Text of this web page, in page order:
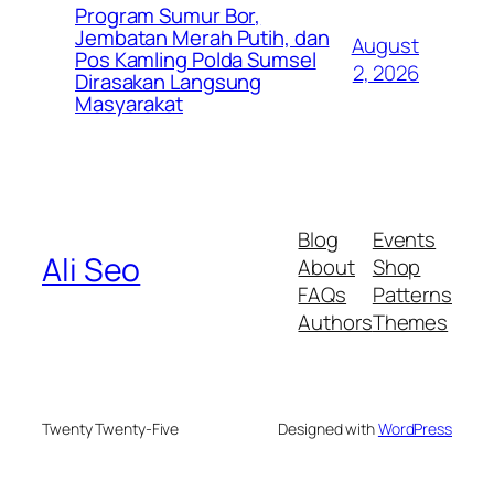
Program Sumur Bor,
Jembatan Merah Putih, dan
Pos Kamling Polda Sumsel
Dirasakan Langsung
Masyarakat
August
2, 2026
Ali Seo
Blog
About
FAQs
Authors
Events
Shop
Patterns
Themes
Twenty Twenty-Five Designed withWordPress